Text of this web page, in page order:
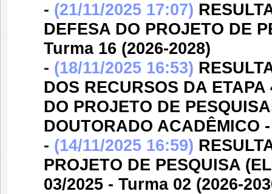
- (21/11/2025 17:07)
DEFESA DO PROJETO DE
Turma 16 (2026-2028)
- (18/11/2025 16:53)
DOS RECURSOS DA
DO PROJETO DE
DOUTORADO ACADÊMICO
- (14/11/2025 16:59)
PROJETO DE PESQUISA
03/2025 - Turma 02 (2026-